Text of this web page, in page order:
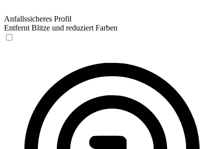
Anfallssicheres Profil
Entfernt Blitze und reduziert Farben